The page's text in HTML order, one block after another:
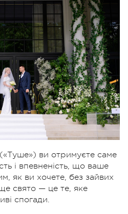
ви отримуєте саме
і впевненість, що ваше
як ви хочете, без зайвих
свято — це те, яке
спогади.